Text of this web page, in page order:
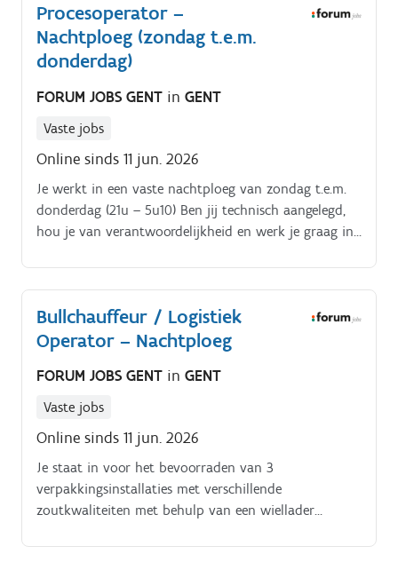
Procesoperator –
Nachtploeg (zondag t.e.m.
donderdag)
FORUM JOBS GENT in GENT
Vaste jobs
Online sinds 11 jun. 2026
Je werkt in een vaste nachtploeg van zondag t.e.m.
donderdag (21u – 5u10) Ben jij technisch aangelegd,
hou je van verantwoordelijkheid en werk je graag in
iets voor jou!
Bullchauffeur / Logistiek
Operator – Nachtploeg
FORUM JOBS GENT in GENT
Vaste jobs
Online sinds 11 jun. 2026
Je staat in voor het bevoorraden van 3
verpakkingsinstallaties met verschillende
zoutkwaliteiten met behulp van een wiellader